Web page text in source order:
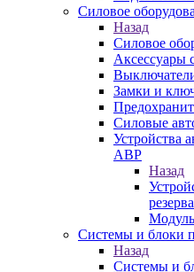
Силовое
Назад
Силовое
Аксессуары
Замки и
Силовые
Устройства
АВР
Назад
Системы и блоки
Назад
Системы и